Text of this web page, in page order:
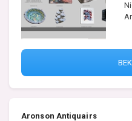
Aronson Antiquairs